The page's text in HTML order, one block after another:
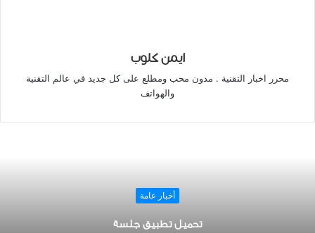
ايمن كلوب
محرر اخبار التقنية . مدون محب ومطلع على كل جديد في عالم التقنية
والهواتف
أخبار عامة
تحميل تطبيق جلسة